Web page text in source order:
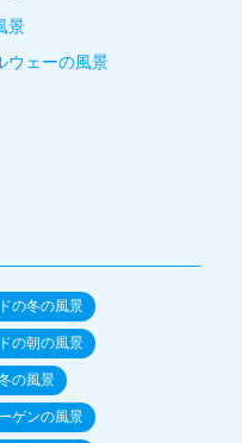
景
ェーの風景
の冬の風景
の朝の風景
の風景
ゲンの風景